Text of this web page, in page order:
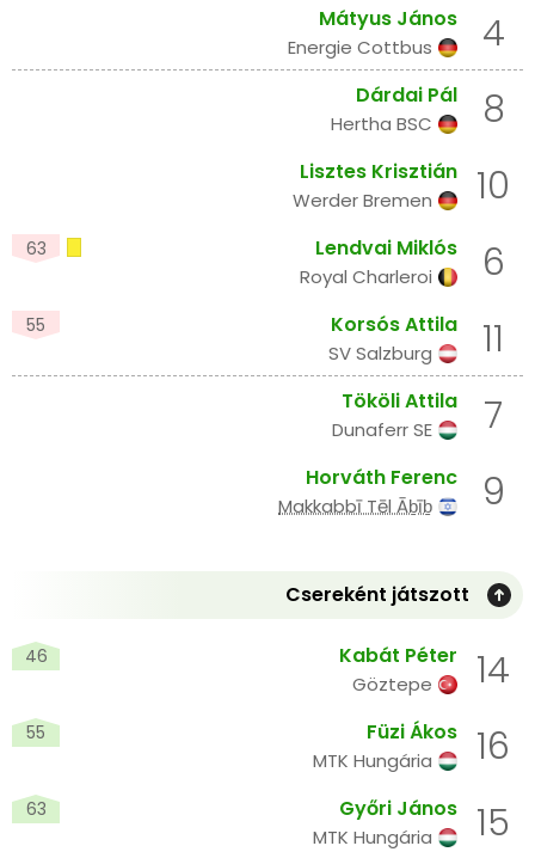
4
Mátyus János
Energie Cottbus
8
Dárdai Pál
Hertha BSC
10
Lisztes Krisztián
Werder Bremen
6
Lendvai Miklós
63
Royal Charleroi
11
Korsós Attila
55
SV Salzburg
7
Tököli Attila
Dunaferr SE
9
Horváth Ferenc
Makkabbī Tēl Āḇīḇ
Csereként játszott
14
Kabát Péter
46
Göztepe
16
Füzi Ákos
55
MTK Hungária
15
Győri János
63
MTK Hungária